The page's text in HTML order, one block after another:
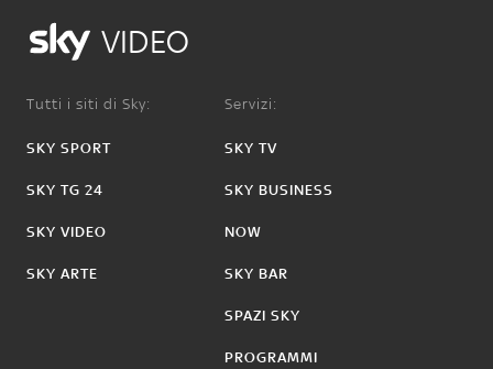
VIDEO
Tutti i siti di Sky:
SKY SPORT
SKY TG 24
SKY VIDEO
SKY ARTE
Servizi:
SKY TV
SKY BUSINESS
NOW
SKY BAR
SPAZI SKY
PROGRAMMI